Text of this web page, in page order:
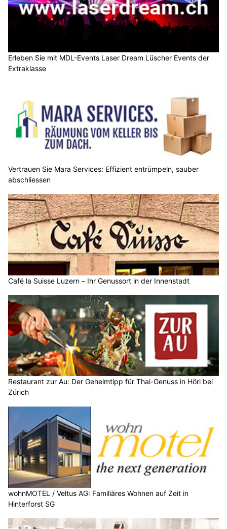
Erleben Sie mit MDL-Events Laser Dream Lüscher Events der
Extraklasse
Vertrauen Sie Mara Services: Effizient entrümpeln, sauber
abschliessen
Café la Suisse Luzern – Ihr Genussort in der Innenstadt
Restaurant zur Au: Der Geheimtipp für Thai-Genuss in Höri bei
Zürich
wohnMOTEL / Veltus AG: Familiäres Wohnen auf Zeit in
Hinterforst SG